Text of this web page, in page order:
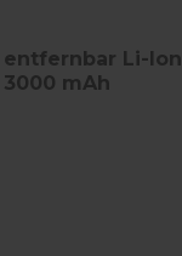
entfernbar Li-Ion
3000 mAh